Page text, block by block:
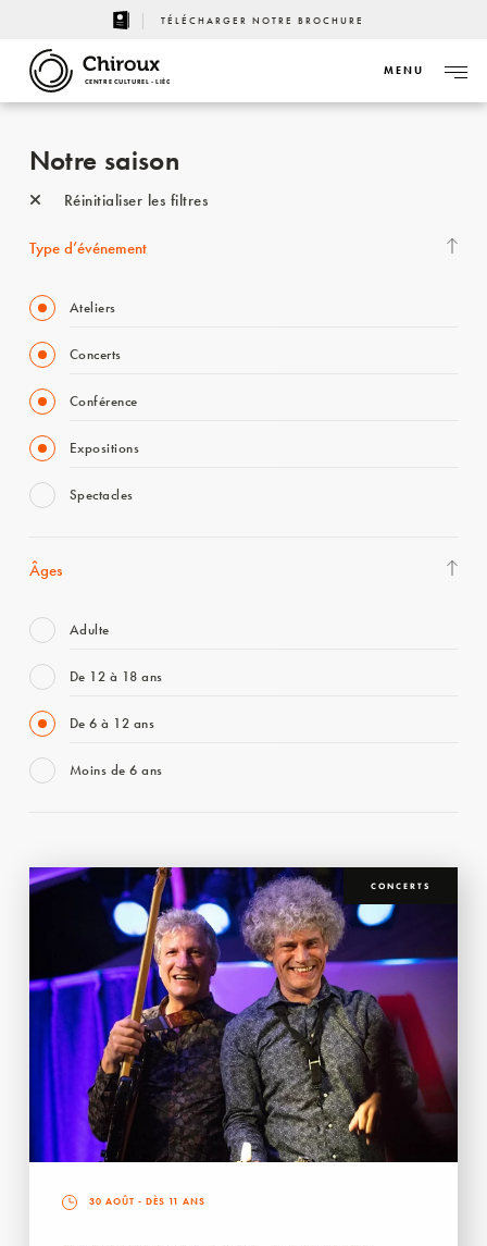
TÉLÉCHARGER NOTRE BROCHURE
CENTRE CULTUREL - LIÈGE
MENU
Notre saison
Réinitialiser les filtres
Type d’événement
Ateliers
Concerts
Conférence
Expositions
Spectacles
Âges
Adulte
De 12 à 18 ans
De 6 à 12 ans
Moins de 6 ans
CONCERTS
30 AOÛT - DÈS 11 ANS